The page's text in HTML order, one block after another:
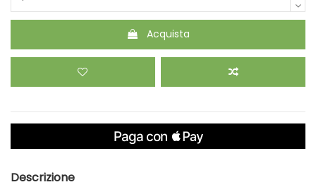
Acquista
Descrizione